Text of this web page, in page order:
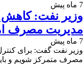
7 ماه پیش
وزیر نفت: کاهش
مدیریت مصرف
7 ماه پیش
وزیر نفت گفت: برای
مصرف متمرکز شویم و